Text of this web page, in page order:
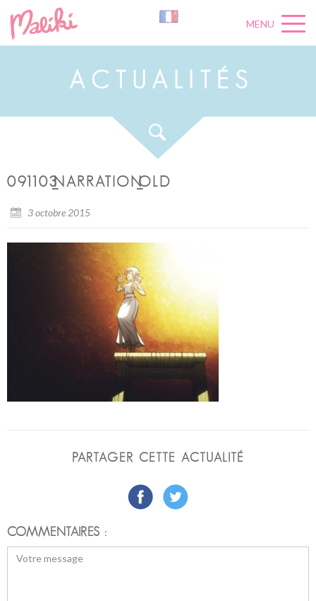
MENU
A C U A L É S
091103_NARRATION_OLD
3 octobre 2015
PARTAGER CETTE ACTUALITÉ
COMMENTAIRES :